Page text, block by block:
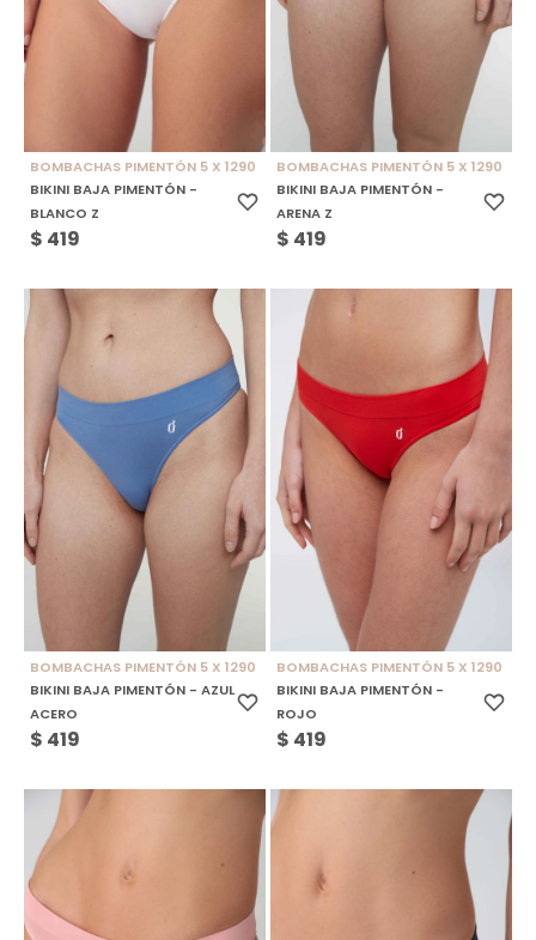
BOMBACHAS PIMENTÓN 5 X 1290
BIKINI BAJA PIMENTÓN -
BLANCO Z
$ 419
BOMBACHAS PIMENTÓN 5 X 1290
BIKINI BAJA PIMENTÓN -
ARENA Z
$ 419
BOMBACHAS PIMENTÓN 5 X 1290
BIKINI BAJA PIMENTÓN - AZUL
ACERO
$ 419
BOMBACHAS PIMENTÓN 5 X 1290
BIKINI BAJA PIMENTÓN -
ROJO
$ 419